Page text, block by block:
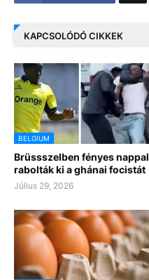
KAPCSOLÓDÓ CIKKEK
BELGIUM
Brüssszelben fényes nappal
rabolták ki a ghánai focistát
Július 29, 2026